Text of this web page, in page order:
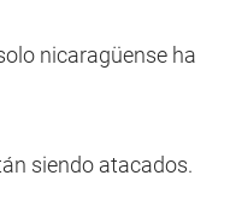
nicaragüense ha
siendo atacados.